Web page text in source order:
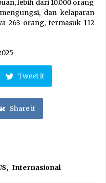
lebih dari 10.000 orang
dan kelaparan
263 orang, termasuk 112
Tweet it
Share it
, Internasional